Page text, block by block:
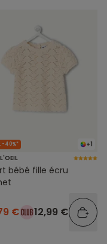
+1
-40%*
bébé fille écru
€ 12,99 €